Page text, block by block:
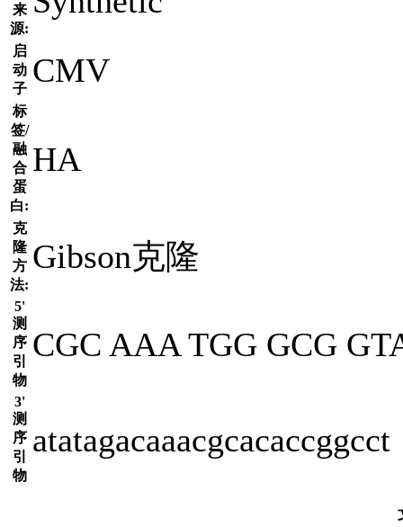
来
源:
启
动
子 CMV
标
签/
融
合
蛋
白:
HA
克
隆
方
法:
Gibson克隆
5'
测
序
引
物
CGC AAA TGG GCG
3'
测
序
引
物
atatagacaaacgcacaccggcct